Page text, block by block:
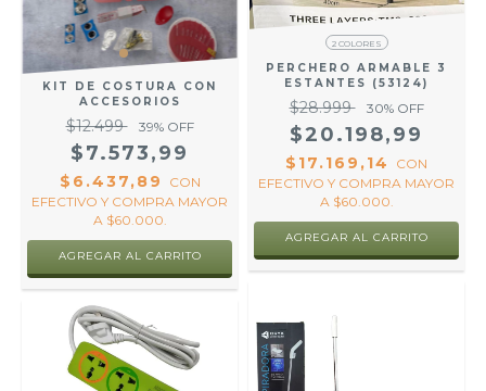
KIT DE COSTURA CON
ACCESORIOS
$12.499 39% OFF
$7.573,99
$6.437,89
CON
EFECTIVO Y COMPRA MAYOR
A $60.000.
2 COLORES
PERCHERO ARMABLE 3
ESTANTES (53124)
$28.999 30% OFF
$20.198,99
$17.169,14
CON
EFECTIVO Y COMPRA MAYOR
A $60.000.
AGREGAR AL CARRITO